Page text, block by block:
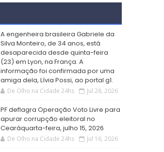
A engenheira brasileira Gabriele da
Silva Monteiro, de 34 anos, está
desaparecida desde quinta-feira
(23) em Lyon, na França. A
informação foi confirmada por uma
amiga dela, Lívia Possi, ao portal g1.
De Olho na Cidade 24hs Jul 28, 2026
PF deflagra Operação Voto Livre para
apurar corrupção eleitoral no
Cearáquarta-feira, julho 15, 2026
De Olho na Cidade 24hs Jul 16, 2026